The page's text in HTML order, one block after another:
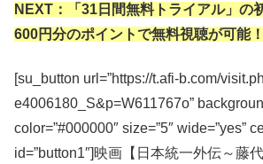
NEXT：「31日間無料トライアル」の
600円分のポイントで無料視聴が可能！
[su_button url=”https://t.afi-b.com/
e4006180_S&p=W611767o”
color=”#000000″ size=”5″ wide=”yes”
id=”button1″]映画【日本統一外伝～藤